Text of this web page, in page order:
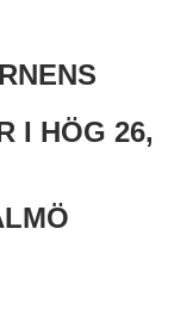
I HÖG 26,